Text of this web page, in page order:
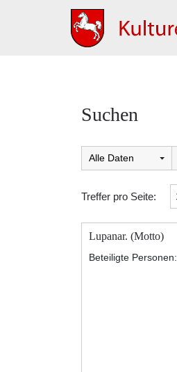
Suchen
Suchtreffer:
Treffer pro Seite:
Lupanar. (Motto)
Beteiligte Personen: